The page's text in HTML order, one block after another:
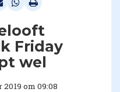
Friday
wel
om 09:08